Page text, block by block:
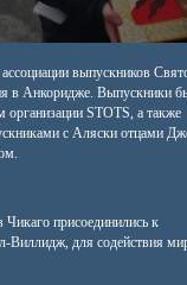
выпускников
в Анкоридже. Выпускники
STOTS, а также
с Аляски отцами
присоединились к
Виллидж, для содействия